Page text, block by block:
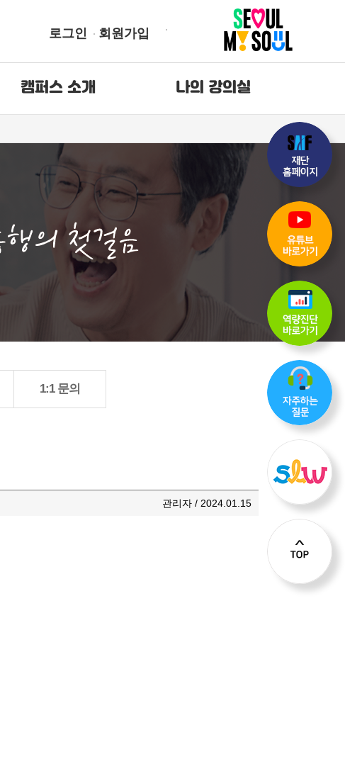
로그인 회원가입
캠퍼스 소개 나의 강의실
1:1 문의
관리자 / 2024.01.15